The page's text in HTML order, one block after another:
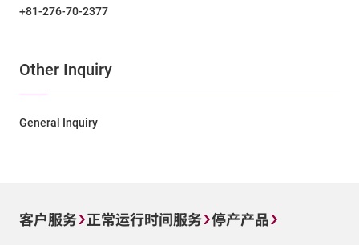
+81-276-70-2377
Other Inquiry
General Inquiry
客户服务 正常运行时间服务 停产产品